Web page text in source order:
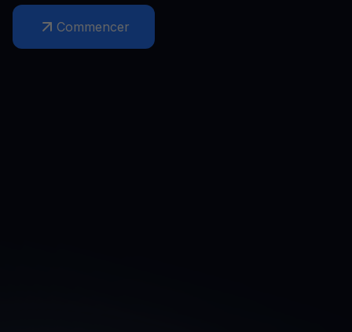
Commencer